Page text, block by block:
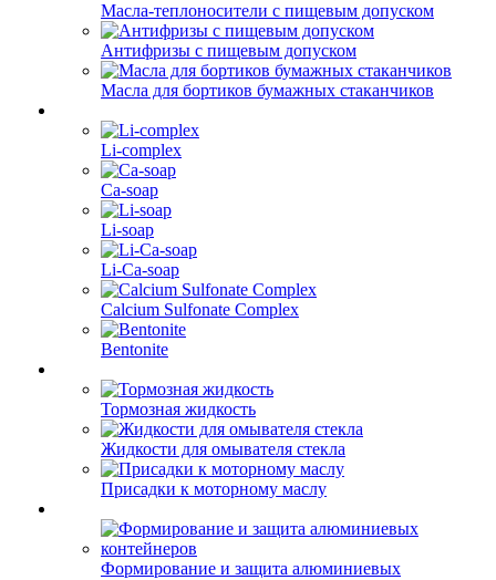
Масла-теплоносители с пищевым допуском
Антифризы с пищевым допуском
Масла для бортиков бумажных стаканчиков
Li-complex
Ca-soap
Li-soap
Li-Ca-soap
Calcium Sulfonate Complex
Bentonite
Тормозная жидкость
Жидкости для омывателя стекла
Присадки к моторному маслу
Формирование и защита алюминиевых